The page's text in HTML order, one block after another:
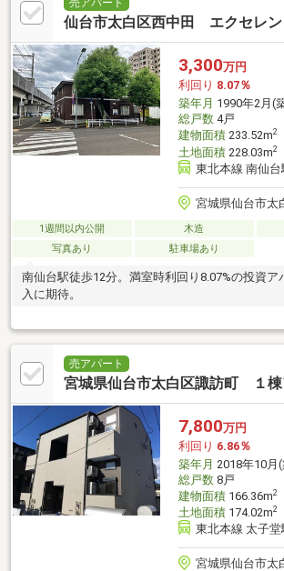
売アパート
仙台市太白区西中田 エクセレン
3,300万円
利回り 8.07％
築年月 1990年2月(
総戸数4戸
建物面積233.52m2
土地面積228.03m2
東北本線 南仙台
宮城県仙台市太
1週間以内公開 木造
写真あり
駐車場あり
南仙台駅徒歩12分。満室時利回り8.07%の投資ア
入に期待。
売アパート
宮城県仙台市太白区諏訪町 １棟
7,800万円
利回り 6.86％
築年月 2018年10月
総戸数8戸
建物面積166.36m2
土地面積174.02m2
東北本線 太子堂
宮城県仙台市太